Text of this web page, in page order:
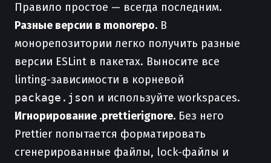
Правило простое — всегда последним.
Разные версии в monorepo. В
монорепозитории легко получить разные
версии ESLint в пакетах. Выносите все
linting-зависимости в корневой
package.json и используйте workspaces.
Игнорирование .prettierignore. Без него
Prettier попытается форматировать
сгенерированные файлы, lock-файлы и